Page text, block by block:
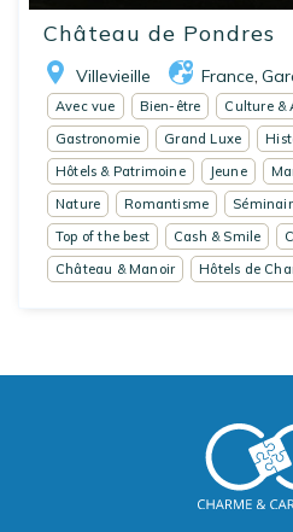
Château de Pondres
Villevieille France
Avec vue Bien-être Culture &
Gastronomie
Grand Luxe
Hôtels & Patrimoine
Jeune
Nature
Romantisme
Top of the best
Cash & Smile
Château & Manoir
Hôtels de